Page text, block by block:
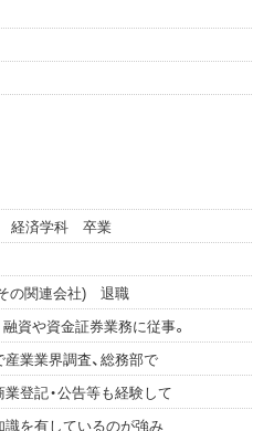
経済学科 卒業
の関連会社) 退職
融資や資金証券業務に従事。
業業界調査、総務部で
登記・公告等も経験して
識を有しているのが強み